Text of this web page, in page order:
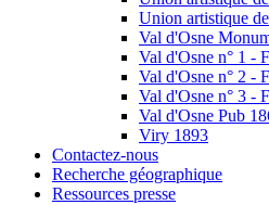
Union artistique
Val d'Osne
Val d'Osne n° 1 -
Val d'Osne n° 2 -
Val d'Osne n° 3 -
Val d'Osne Pub
Viry 1893
Contactez-nous
Recherche géographique
Ressources presse